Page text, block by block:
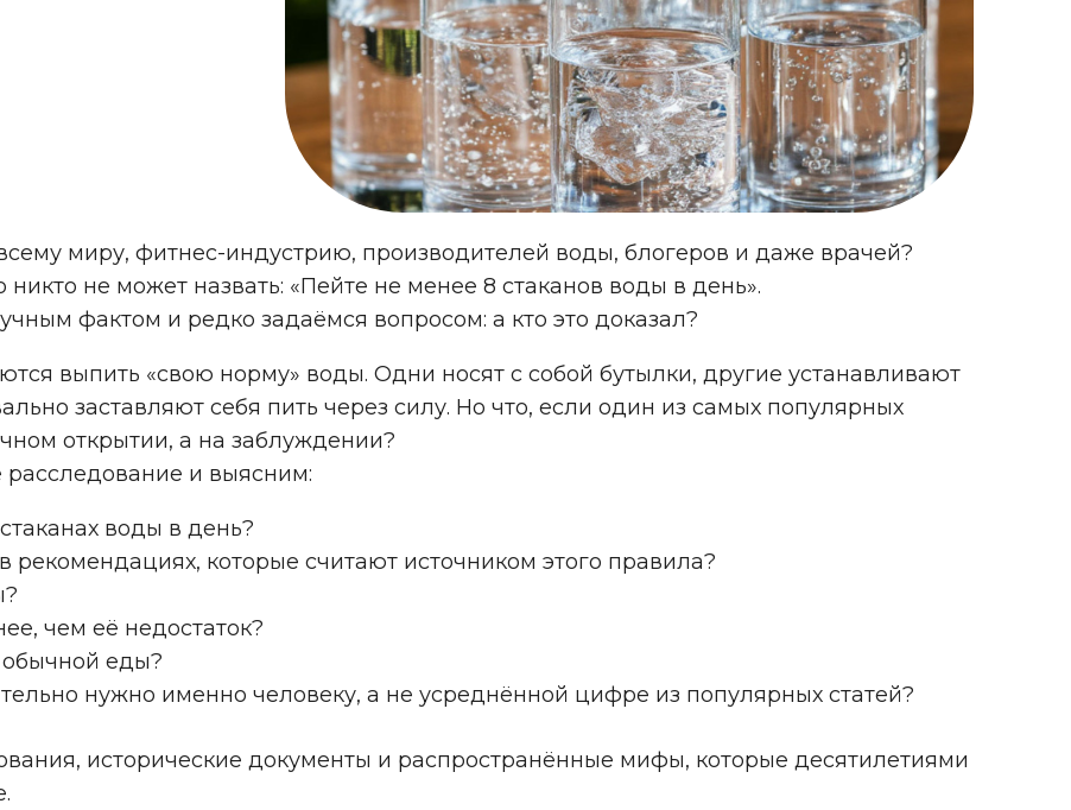
миру, фитнес-индустрию, производителей воды, блогеров и даже врачей?
не может назвать: «Пейте не менее 8 стаканов воды в день».
фактом и редко задаёмся вопросом: а кто это доказал?
выпить «свою норму» воды. Одни носят с собой бутылки, другие устанавливают
заставляют себя пить через силу. Но что, если один из самых популярных
открытии, а на заблуждении?
и выясним:
воды в день?
которые считают источником этого правила?
чем её недостаток?
еды?
нужно именно человеку, а не усреднённой цифре из популярных статей?
исторические документы и распространённые мифы, которые десятилетиями